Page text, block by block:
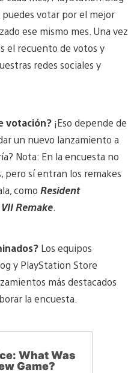
votar por el mejor
ese mismo mes. Una vez
el recuento de votos y
redes sociales y
votación? ¡Eso depende de
un nuevo lanzamiento a
Nota: En la encuesta no
pero sí entran los remakes
como Resident
Remake
Los equipos
y PlayStation Store
más destacados
la encuesta.
What Was
Game?